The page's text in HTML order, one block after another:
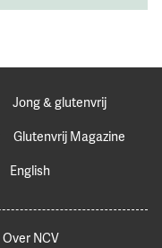
Jong & glutenvrij
Glutenvrij Magazine
English
Over NCV